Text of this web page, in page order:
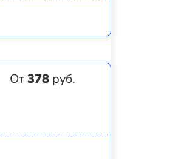
От378 руб.